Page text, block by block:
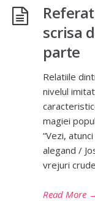
scrisa
parte
Relatiile
nivelul
magiei
“Vezi,
alegand /
vrejuri
Read More